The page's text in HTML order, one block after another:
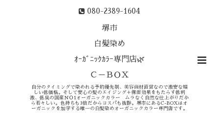
080-2389-1604
堺市
白髪染め
ｵｰｶﾞﾆｯｸｶﾗｰ専門店🌿
Ｃ－ＢＯＸ
自分のタイミングで染めれる予約優先制、美容商材直営なので激安な嬉
しい低価格。そして安心の髪のエイジング＋保湿効果をもたらす低刺
激、低臭の国産ＮＯ1オーガニックカラー ムラなく自然な仕上がりだか
ら若々しい。色持ちも3倍だからコスパも抜群。堺市にあるC-BOXはオ
ーガニックを加学する唯一の白髪染めオーガニックカラー専門店です。